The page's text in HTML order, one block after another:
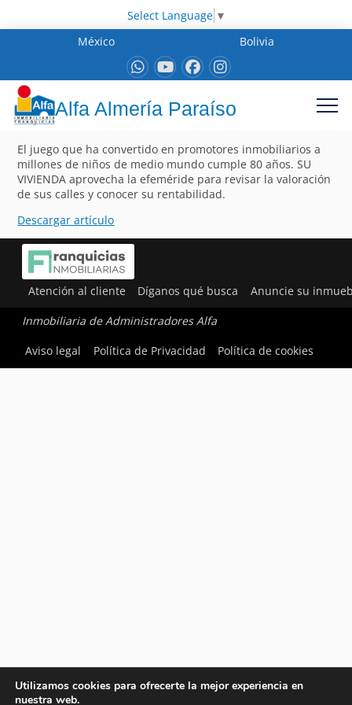
Select Language ▼
México
Bolivia
Alfa Almería Paraíso
El juego que ha convertido en promotores inmobiliarios a
millones de niños de medio mundo cumple 80 años. SU
VIVIENDA aprovecha la efeméride para revisar la valoración
de sus calles y conocer su rentabilidad.
Descargar artículo
Atención al cliente Díganos qué busca Anuncie su
Inmobiliaria de Administradores Alfa
Aviso legal
Política de Privacidad Política de cookies
Utilizamos cookies para ofrecerte la mejor experiencia en
nuestra web.